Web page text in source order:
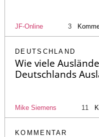
JF-Online 3
DEUTSCHLAND
Wie viele
Deutschlands
Mike Siemens 11
KOMMENTAR